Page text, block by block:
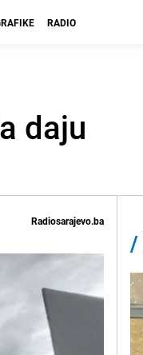
RADIO
daju
Radiosarajevo.ba
/